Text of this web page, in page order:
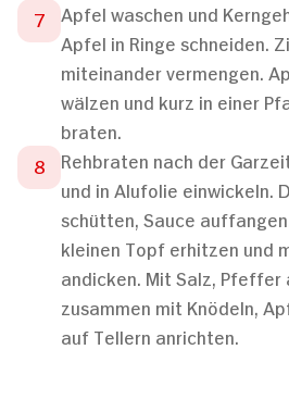
Apfel waschen und
Apfel in Ringe schneiden.
miteinander vermengen.
wälzen und kurz in einer
braten.
Rehbraten nach der
und in Alufolie einwickeln.
schütten, Sauce
kleinen Topf erhitzen und
andicken. Mit Salz, Pfeffer
zusammen mit Knödeln,
auf Tellern anrichten.